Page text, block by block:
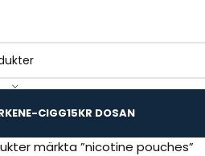
E-CIGG15KR DOSAN
märkta ”nicotine pouches”